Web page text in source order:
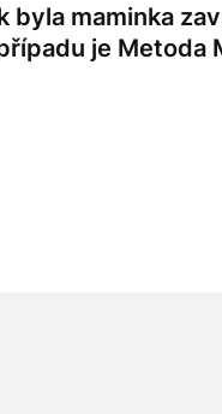
byla maminka
je Metoda